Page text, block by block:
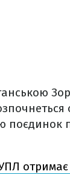
поєдинок